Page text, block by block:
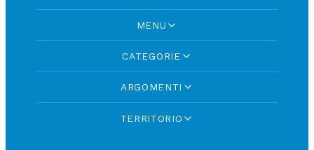
MENU
CATEGORIE
ARGOMENTI
TERRITORIO